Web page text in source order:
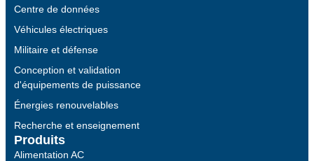
Centre de données
Véhicules électriques
Militaire et défense
Conception et validation
d'équipements de puissance
Énergies renouvelables
Recherche et enseignement
Produits
Alimentation AC